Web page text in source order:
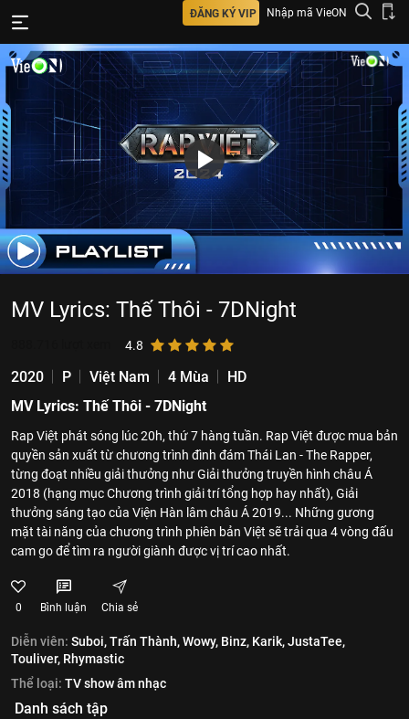
ĐĂNG KÝ VIP Nhập mã VieON
MV Lyrics: Thế Thôi - 7DNight
4.8
2020 P Việt Nam 4 Mùa
HD
MV Lyrics: Thế Thôi - 7DNight
Rap Việt phát sóng lúc 20h, thứ 7 hàng tuần. Rap Việt được mua bản
quyền sản xuất từ chương trình đình đám Thái Lan - The Rapper,
từng đoạt nhiều giải thưởng như Giải thưởng truyền hình châu Á
2018 (hạng mục Chương trình giải trí tổng hợp hay nhất), Giải
thưởng sáng tạo của Viện Hàn lâm châu Á 2019... Những gương
mặt tài năng của chương trình phiên bản Việt sẽ trải qua 4 vòng đấu
cam go để tìm ra người giành được vị trí cao nhất.
0 Bình luận Chia sẻ
Diễn viên: Suboi,Trấn Thành,Wowy, Binz, Karik,JustaTee,
Touliver, Rhymastic
Thể loại: TV show âm nhạc
Danh sách tập